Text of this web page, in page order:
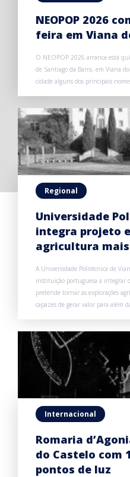
NEOPOP 2026
feira em Viana
O NEOPOP 2026 arranca esta
de Santiago da Barra, em Viana
cidade alguns dos principais
Regional
Universidade
integra projeto
agricultura
A Universidade Politécnica de
instituição portuguesa a integrar
pretende tornar as explorações
capazes de gerar valor para além
Internacional
Romaria
do Castelo com
pontos de luz